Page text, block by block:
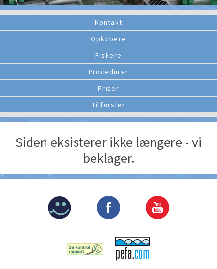
Kontakt
Opkøbere
Fiskere
Procedurer
Priser
Tilførsler
Siden eksisterer ikke længere - vi
beklager.